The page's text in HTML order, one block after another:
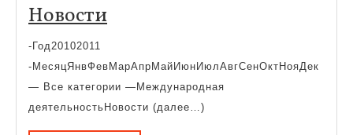
НовостиНовости
-Год20102011
-МесяцЯнвФевМарАпрМайИюнИюлАвгСенОктНояДек
— Все категории —Международная
деятельностьНовости (далее…)